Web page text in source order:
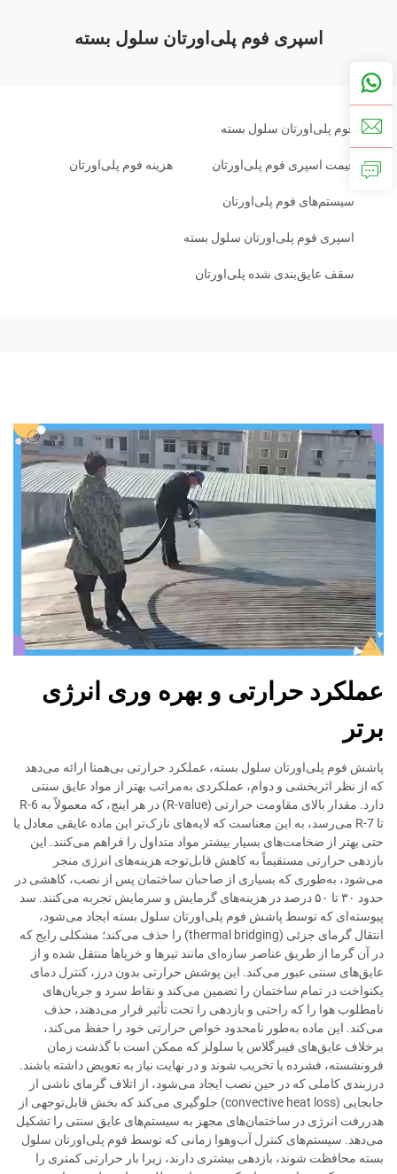
اسپری فوم پلی‌اورتان سلول بسته
فوم پلی‌اورتان سلول بسته
قیمت اسپری فوم پلی‌اورتان هزینه فوم پلی‌اورتان
سیستم‌های فوم پلی‌اورتان
اسپری فوم پلی‌اورتان سلول بسته
سقف عایق‌بندی شده پلی‌اورتان
عملکرد حرارتی و بهره وری انرژی
برتر
پاشش فوم پلی‌اورتان سلول بسته، عملکرد حرارتی بی‌همتا ارائه می‌دهد
که از نظر اثربخشی و دوام، عملکردی به‌مراتب بهتر از مواد عایق سنتی
دارد. مقدار بالای مقاومت حرارتی (R-value) در هر اینچ، که معمولاً به R-6
تا R-7 می‌رسد، به این معناست که لایه‌های نازک‌تر این ماده عایقی معادل یا
حتی بهتر از ضخامت‌های بسیار بیشتر مواد متداول را فراهم می‌کنند. این
بازدهی حرارتی مستقیماً به کاهش قابل‌توجه هزینه‌های انرژی منجر
می‌شود، به‌طوری که بسیاری از صاحبان ساختمان پس از نصب، کاهشی در
حدود ۳۰ تا ۵۰ درصد در هزینه‌های گرمایش و سرمایش تجربه می‌کنند. سد
پیوسته‌ای که توسط پاشش فوم پلی‌اورتان سلول بسته ایجاد می‌شود،
انتقال گرمای جزئی (thermal bridging) را حذف می‌کند؛ مشکلی رایج که
در آن گرما از طریق عناصر سازه‌ای مانند تیرها و خرپاها منتقل شده و از
عایق‌های سنتی عبور می‌کند. این پوشش حرارتی بدون درز، کنترل دمای
یکنواخت در تمام ساختمان را تضمین می‌کند و نقاط سرد و جریان‌های
نامطلوب هوا را که راحتی و بازدهی را تحت تأثیر قرار می‌دهند، حذف
می‌کند. این ماده به‌طور نامحدود خواص حرارتی خود را حفظ می‌کند،
برخلاف عایق‌های فیبرگلاس یا سلولز که ممکن است با گذشت زمان
فرونشسته، فشرده یا تخریب شوند و در نهایت نیاز به تعویض داشته باشند.
درزبندی کاملی که در حین نصب ایجاد می‌شود، از اتلاف گرمای ناشی از
جابجایی (convective heat loss) جلوگیری می‌کند که بخش قابل‌توجهی از
هدررفت انرژی در ساختمان‌های مجهز به سیستم‌های عایق سنتی را تشکیل
می‌دهد. سیستم‌های کنترل آب‌وهوا زمانی که توسط فوم پلی‌اورتان سلول
بسته محافظت شوند، بازدهی بیشتری دارند، زیرا بار حرارتی کمتری را